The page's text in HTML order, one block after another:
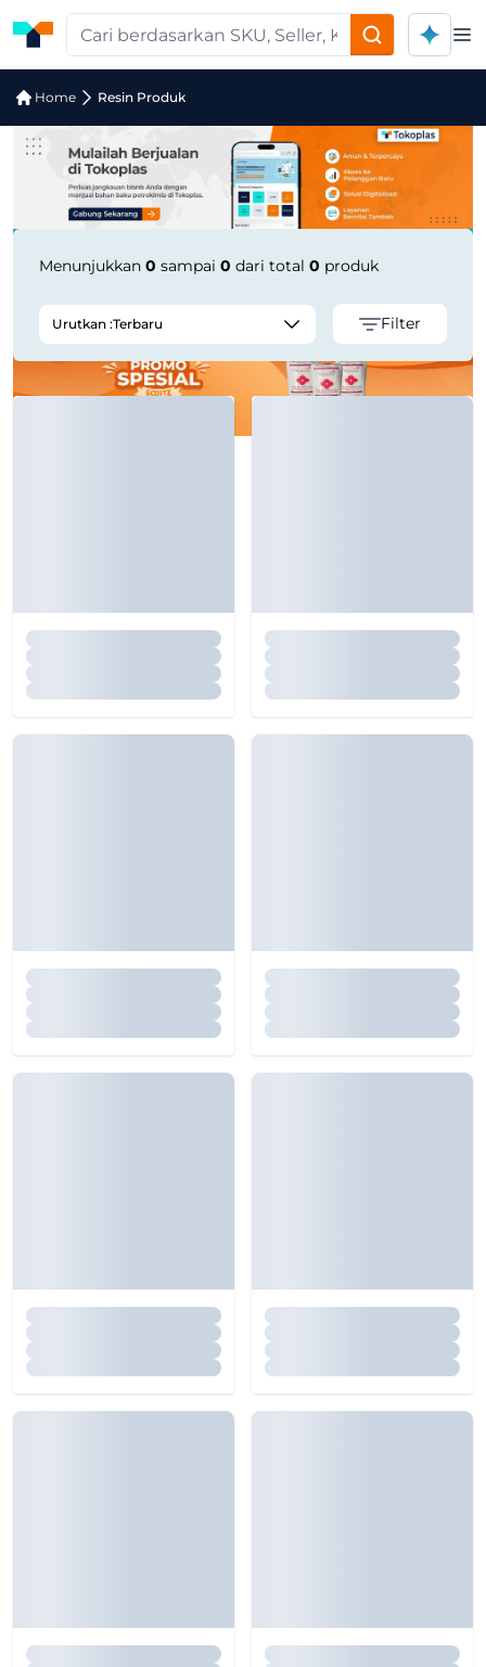
Home Resin Produk
Pencarian Produk "ACOCHEM
Menunjukkan 0 sampai 0 dari total 0 produk
Urutkan :Terbaru Filter